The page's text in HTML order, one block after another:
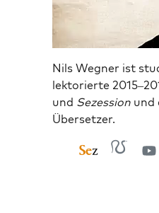
Nils Wegner ist
lektorierte
und Sezession und
Übersetzer.